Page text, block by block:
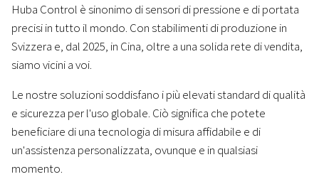
Huba Control è sinonimo di sensori di pressione e di portata
precisi in tutto il mondo. Con stabilimenti di produzione in
Svizzera e, dal 2025, in Cina, oltre a una solida rete di vendita,
siamo vicini a voi.
Le nostre soluzioni soddisfano i più elevati standard di qualità
e sicurezza per l'uso globale. Ciò significa che potete
beneficiare di una tecnologia di misura affidabile e di
un'assistenza personalizzata, ovunque e in qualsiasi
momento.